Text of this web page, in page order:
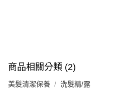
商品相關分類 (2)
美髮清潔保養 洗髮精/露